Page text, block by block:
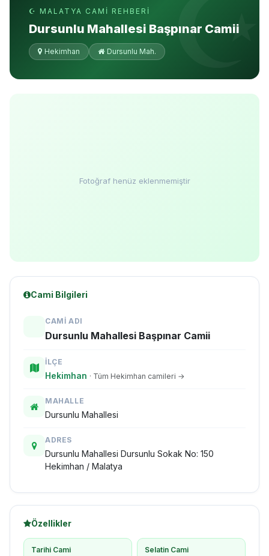
☪ MALATYA CAMI REHBERI
Dursunlu Mahallesi Başpınar Camii
Hekimhan Dursunlu Mah.
Fotoğraf henüz eklenmemiştir
Cami Bilgileri
CAMI ADI
Dursunlu Mahallesi Başpınar Camii
İLÇE
Hekimhan · Tüm Hekimhan camileri →
MAHALLE
Dursunlu Mahallesi
ADRES
Dursunlu Mahallesi Dursunlu Sokak No: 150
Hekimhan / Malatya
Özellikler
Tarihi Cami Selatin Cami